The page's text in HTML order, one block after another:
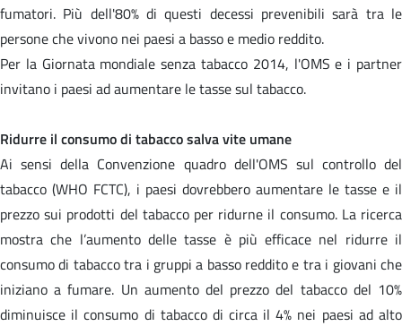
fumatori. Più dell'80% di questi decessi prevenibili sarà tra le
persone che vivono nei paesi a basso e medio reddito.
Per la Giornata mondiale senza tabacco 2014, l'OMS e i partner
invitano i paesi ad aumentare le tasse sul tabacco.
Ridurre il consumo di tabacco salva vite umane
Ai sensi della Convenzione quadro dell'OMS sul controllo del
tabacco (WHO FCTC), i paesi dovrebbero aumentare le tasse e il
prezzo sui prodotti del tabacco per ridurne il consumo. La ricerca
mostra che l’aumento delle tasse è più efficace nel ridurre il
consumo di tabacco tra i gruppi a basso reddito e tra i giovani che
iniziano a fumare. Un aumento del prezzo del tabacco del 10%
diminuisce il consumo di tabacco di circa il 4% nei paesi ad alto